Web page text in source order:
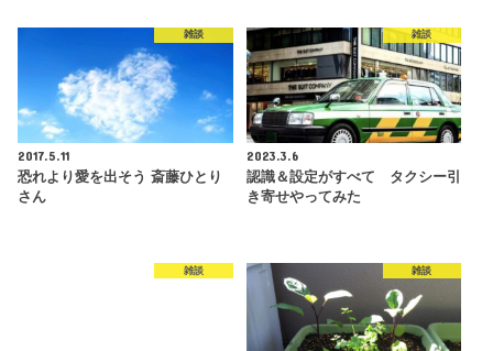
雑談
2017.5.11
恐れより愛を出そう 斎藤ひとり
さん
雑談
2023.3.6
認識＆設定がすべて タクシー引
き寄せやってみた
雑談 雑談